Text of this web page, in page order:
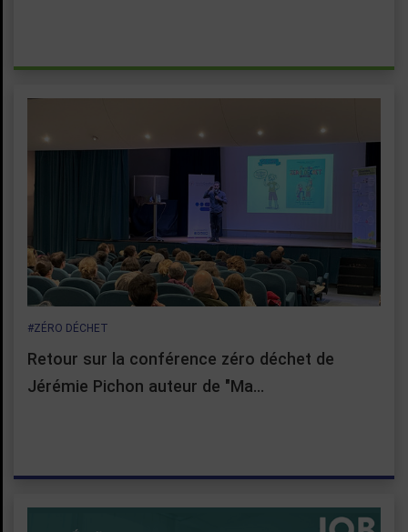
#ZÉRO DÉCHET
Retour sur la conférence zéro déchet de
Jérémie Pichon auteur de "Ma…